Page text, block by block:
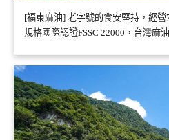
[福東麻油] 老字號的食安堅持，經
規格國際認證FSSC 22000，台灣麻